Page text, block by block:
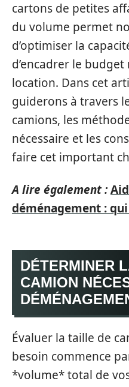
cartons de petites
du volume permet
d’optimiser la
d’encadrer le
location. Dans cet
guiderons à travers
camions, les
nécessaire et les
faire cet important
A lire également :
déménagement :
DÉTERMINER
CAMION
Évaluer la taille de
besoin commence
*volume* total de